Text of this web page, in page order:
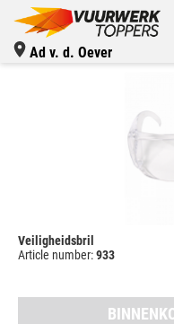
Ad v. d. Oever
Veiligheidsbril
Article number:933